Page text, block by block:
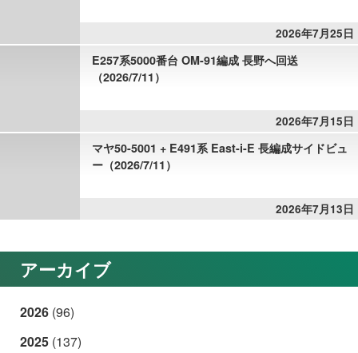
2026年7月25日
E257系5000番台 OM-91編成 長野へ回送
（2026/7/11）
2026年7月15日
マヤ50-5001 + E491系 East-i-E 長編成サイドビュ
ー（2026/7/11）
2026年7月13日
アーカイブ
2026 (96)
2025 (137)